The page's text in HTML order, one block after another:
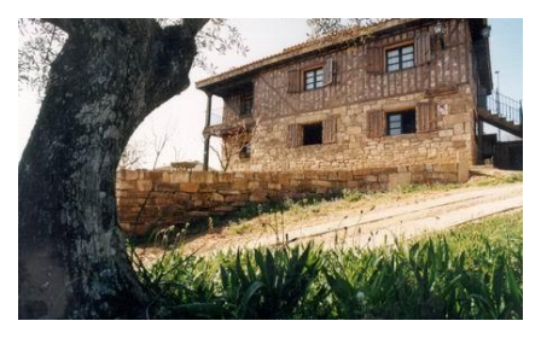
meus
cadernos
GALERIA
DE
IMAGENS